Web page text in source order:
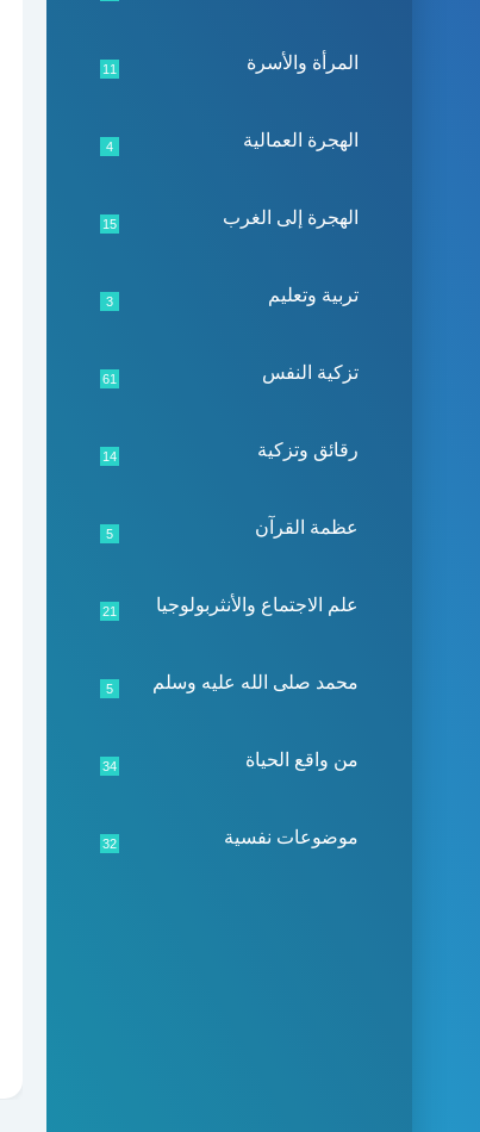
المرأة والأسرة 11
الهجرة العمالية 4
الهجرة إلى الغرب 15
تربية وتعليم 3
تزكية النفس 61
رقائق وتزكية 14
عظمة القرآن 5
علم الاجتماع والأنثربولوجيا 21
محمد صلى الله عليه وسلم 5
من واقع الحياة 34
موضوعات نفسية 32